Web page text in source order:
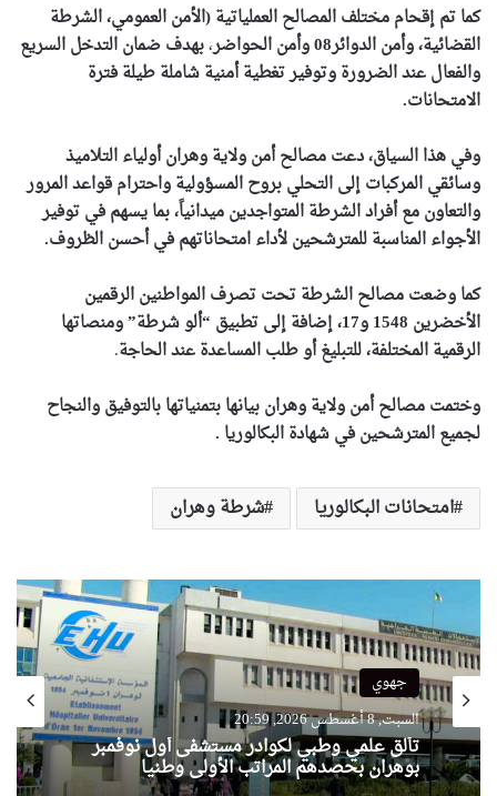
كما تم إقحام مختلف المصالح العملياتية (الأمن العمومي، الشرطة
القضائية، وأمن الدوائر08 وأمن الحواضر
،بهدف ضمان التدخل السريع
والفعال عند الضرورة وتوفير تغطية أمنية شاملة طيلة فترة
الامتحانات.
وفي هذا السياق، دعت مصالح أمن ولاية وهران أولياء التلاميذ
وسائقي المركبات إلى التحلي بروح المسؤولية واحترام قواعد المرور
والتعاون مع أفراد الشرطة المتواجدين ميدانياً، بما يسهم في توفير
الأجواء المناسبة للمترشحين لأداء امتحاناتهم في أحسن الظروف.
كما وضعت مصالح الشرطة تحت تصرف المواطنين الرقمين
الأخضرين 1548 و17، إضافة إلى تطبيق “ألو شرطة” ومنصاتها
الرقمية المختلفة، للتبليغ أو طلب المساعدة عند الحاجة.
وختمت مصالح أمن ولاية وهران بيانها بتمنياتها بالتوفيق والنجاح
لجميع المترشحين في شهادة البكالوريا .
امتحانات البكالوريا شرطة وهران
جهوي
السبت, 8 أغسطس 2026, 20:59
تألق علمي وطبي لكوادر مستشفى أول نوفمبر
بوهران بحصدهم المراتب الأولى وطنيا